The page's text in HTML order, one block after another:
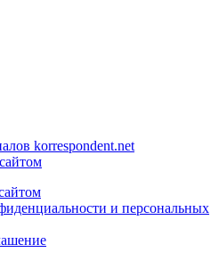
korrespondent.net
и персональных